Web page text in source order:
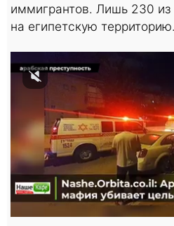
иммигрантов. Лишь 230
на египетскую территорию.